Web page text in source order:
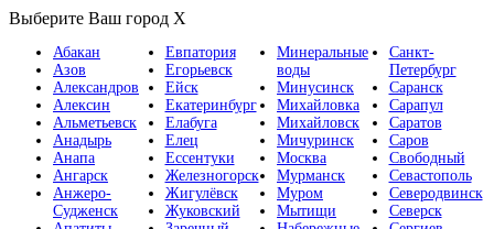
Выберите Ваш город X
Абакан
Азов
Александров
Алексин
Альметьевск
Анадырь
Анапа
Ангарск
Анжеро-
Судженск
Евпатория
Егорьевск
Ейск
Екатеринбург
Елабуга
Елец
Ессентуки
Железногорск
Жигулёвск
Жуковский
Минеральные
воды
Минусинск
Михайловка
Михайловск
Мичуринск
Москва
Мурманск
Муром
Мытищи
Санкт-
Петербург
Саранск
Сарапул
Саратов
Саров
Свободный
Севастополь
Северодвинск
Северск